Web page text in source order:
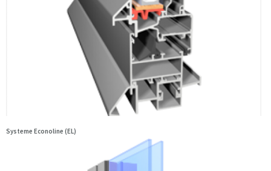
Systeme Econoline (EL)